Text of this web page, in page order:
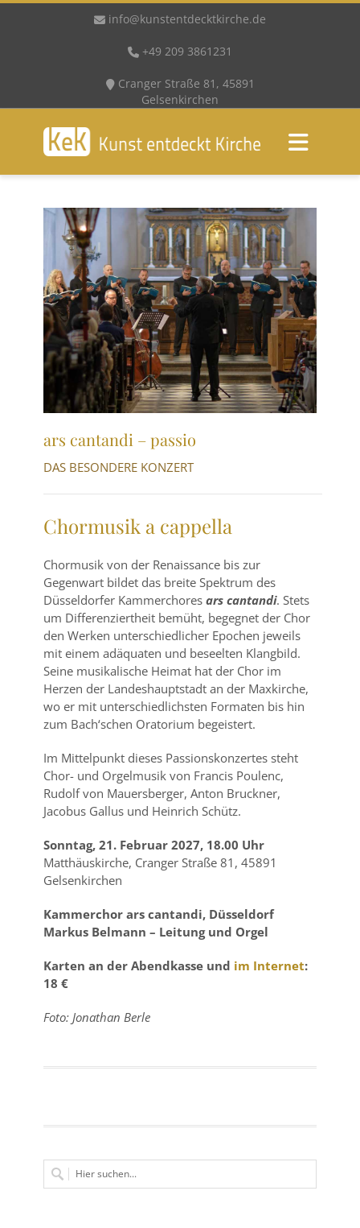
info@kunstentdecktkirche.de
+49 209 3861231
Cranger Straße 81, 45891
Gelsenkirchen
ars cantandi – passio
DAS BESONDERE KONZERT
Chormusik a cappella
Chormusik von der Renaissance bis zur
Gegenwart bildet das breite Spektrum des
Düsseldorfer Kammerchores ars cantandi. Stets
um Differenziertheit bemüht, begegnet der Chor
den Werken unterschiedlicher Epochen jeweils
mit einem adäquaten und beseelten Klangbild.
Seine musikalische Heimat hat der Chor im
Herzen der Landeshauptstadt an der Maxkirche,
wo er mit unterschiedlichsten Formaten bis hin
zum Bach‘schen Oratorium begeistert.
Im Mittelpunkt dieses Passionskonzertes steht
Chor- und Orgelmusik von Francis Poulenc,
Rudolf von Mauersberger, Anton Bruckner,
Jacobus Gallus und Heinrich Schütz.
Sonntag, 21. Februar 2027, 18.00 Uhr
Matthäuskirche, Cranger Straße 81, 45891
Gelsenkirchen
Kammerchor ars cantandi, Düsseldorf
Markus Belmann – Leitung und Orgel
Karten an der Abendkasse und im Internet:
18 €
Foto: Jonathan Berle